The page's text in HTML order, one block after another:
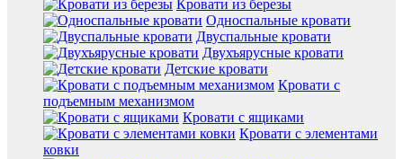
Кровати из березы
Односпальные кровати
Двуспальные кровати
Двухъярусные кровати
Детские кровати
Кровати с
подъемным механизмом
Кровати с ящиками
Кровати с элементами
ковки